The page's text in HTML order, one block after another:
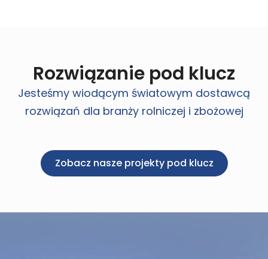
Rozwiązanie pod klucz
Jesteśmy wiodącym światowym dostawcą
rozwiązań dla branży rolniczej i zbożowej
Zobacz nasze projekty pod klucz